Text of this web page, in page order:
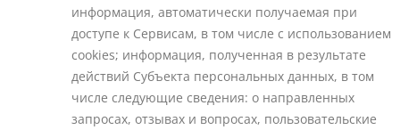
информация, автоматически получаемая при
доступе к Сервисам, в том числе с использованием
cookies; информация, полученная в результате
действий Субъекта персональных данных, в том
числе следующие сведения: о направленных
запросах, отзывах и вопросах, пользовательские